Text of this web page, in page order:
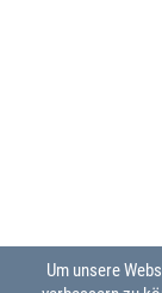
Um unsere